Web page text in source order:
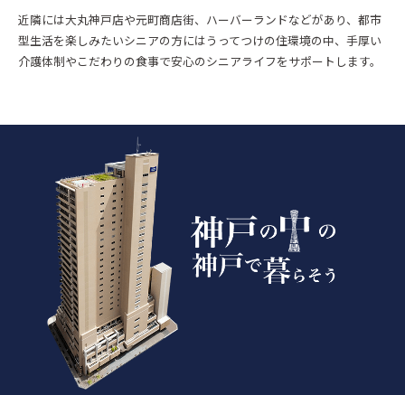
近隣には大丸神戸店や元町商店街、ハーバーランドなどがあり、都市
型生活を楽しみたいシニアの方にはうってつけの住環境の中、手厚い
介護体制やこだわりの食事で安心のシニアライフをサポートします。